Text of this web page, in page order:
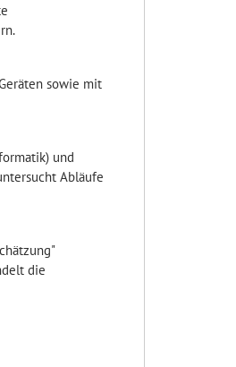
sowie mit
und
Abläufe
die